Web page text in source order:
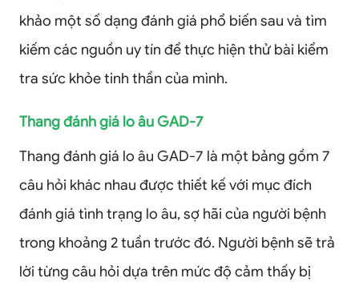
khảo một số dạng đánh giá phổ biến sau và tìm
kiếm các nguồn uy tín để thực hiện thử bài kiểm
tra sức khỏe tinh thần của mình.
Thang đánh giá lo âu GAD-7
Thang đánh giá lo âu GAD-7 là một bảng gồm 7
câu hỏi khác nhau được thiết kế với mục đích
đánh giá tình trạng lo âu, sợ hãi của người bệnh
trong khoảng 2 tuần trước đó. Người bệnh sẽ trả
lời từng câu hỏi dựa trên mức độ cảm thấy bị